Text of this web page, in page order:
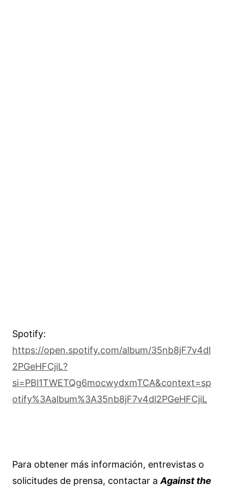
Spotify:
https://open.spotify.com/album/35nb8jF7v4dl
2PGeHFCjiL?
si=PBl1TWETQg6mocwydxmTCA&context=sp
otify%3Aalbum%3A35nb8jF7v4dl2PGeHFCjiL
Para obtener más información, entrevistas o
solicitudes de prensa, contactar a Against the